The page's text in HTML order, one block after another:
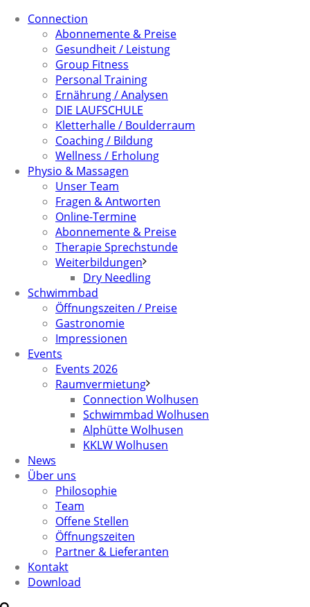
Connection
Abonnemente & Preise
Gesundheit / Leistung
Group Fitness
Personal Training
Ernährung / Analysen
DIE LAUFSCHULE
Kletterhalle / Boulderraum
Coaching / Bildung
Wellness / Erholung
Physio & Massagen
Unser Team
Fragen & Antworten
Online-Termine
Abonnemente & Preise
Therapie Sprechstunde
Weiterbildungen
Dry Needling
Schwimmbad
Öffnungszeiten / Preise
Gastronomie
Impressionen
Events
Events 2026
Raumvermietung
Connection Wolhusen
Schwimmbad Wolhusen
Alphütte Wolhusen
KKLW Wolhusen
News
Über uns
Philosophie
Team
Offene Stellen
Öffnungszeiten
Partner & Lieferanten
Kontakt
Download